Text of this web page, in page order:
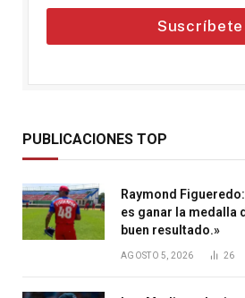
Suscríbete
PUBLICACIONES TOP
Raymond
es ganar la medalla
buen resultado.»
AGOSTO 5, 2026 26